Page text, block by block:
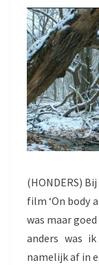
(HONDERS)
film ‘On body
was maar
anders was
namelijk af in